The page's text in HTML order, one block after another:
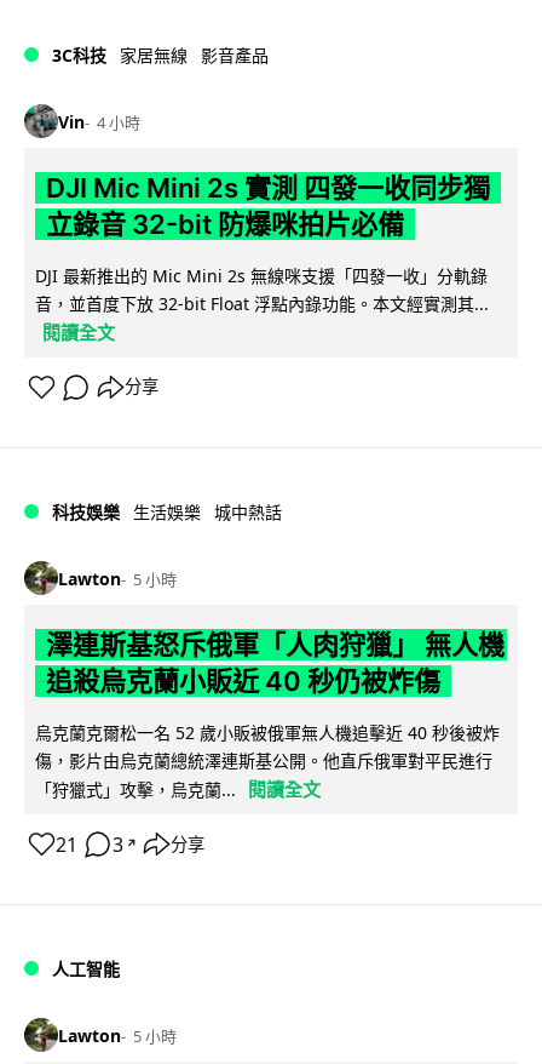
3C科技 家居無線 影音產品
Vin 4 小時
DJI Mic Mini 2s 實測 四發一收同步獨
立錄音 32-bit 防爆咪拍片必備
DJI 最新推出的 Mic Mini 2s 無線咪支援「四發一收」分軌錄
音，並首度下放 32-bit Float 浮點內錄功能。本文經實測其...
閱讀全文
分享
科技娛樂 生活娛樂 城中熱話
Lawton 5 小時
澤連斯基怒斥俄軍「人肉狩獵」 無人機
追殺烏克蘭小販近 40 秒仍被炸傷
烏克蘭克爾松一名 52 歲小販被俄軍無人機追擊近 40 秒後被炸
傷，影片由烏克蘭總統澤連斯基公開。他直斥俄軍對平民進行
「狩獵式」攻擊，烏克蘭...
閱讀全文
21 3 ↗ 分享
人工智能
Lawton 5 小時